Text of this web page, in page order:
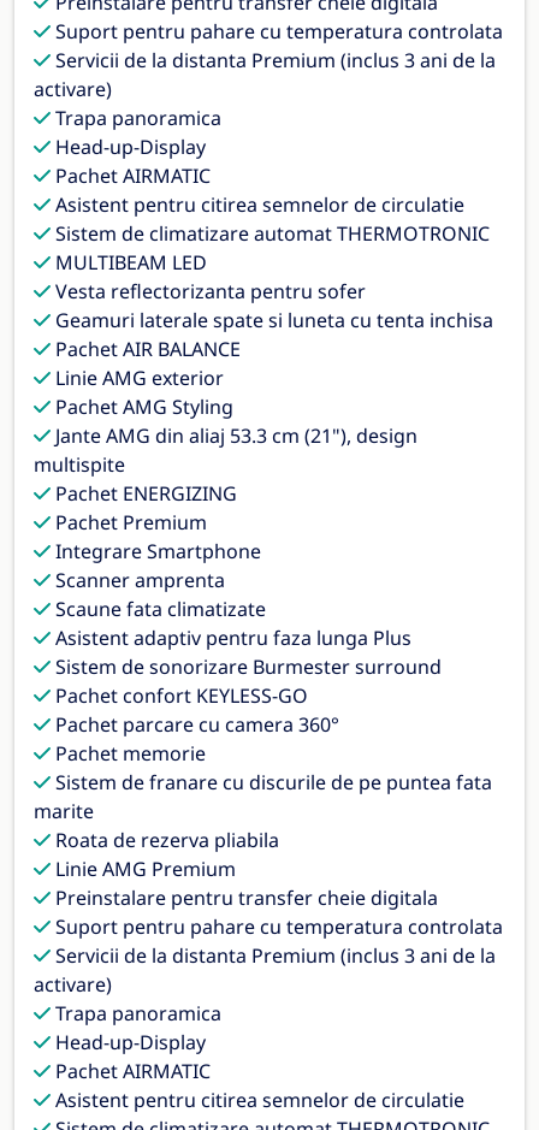
Suport pentru pahare cu temperatura controlata
Servicii de la distanta Premium (inclus 3 ani de la
activare)
Trapa panoramica
Head-up-Display
Pachet AIRMATIC
Asistent pentru citirea semnelor de circulatie
Sistem de climatizare automat THERMOTRONIC
MULTIBEAM LED
Vesta reflectorizanta pentru sofer
Geamuri laterale spate si luneta cu tenta inchisa
Pachet AIR BALANCE
Linie AMG exterior
Pachet AMG Styling
Jante AMG din aliaj 53.3 cm (21"), design
multispite
Pachet ENERGIZING
Pachet Premium
Integrare Smartphone
Scanner amprenta
Scaune fata climatizate
Asistent adaptiv pentru faza lunga Plus
Sistem de sonorizare Burmester surround
Pachet confort KEYLESS-GO
Pachet parcare cu camera 360°
Pachet memorie
Sistem de franare cu discurile de pe puntea fata
marite
Roata de rezerva pliabila
Linie AMG Premium
Preinstalare pentru transfer cheie digitala
Suport pentru pahare cu temperatura controlata
Servicii de la distanta Premium (inclus 3 ani de la
activare)
Trapa panoramica
Head-up-Display
Pachet AIRMATIC
Asistent pentru citirea semnelor de circulatie